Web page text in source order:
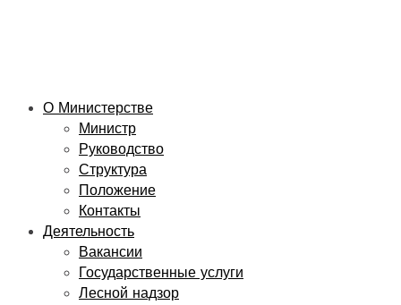
О Министерстве
Министр
Руководство
Структура
Положение
Контакты
Деятельность
Вакансии
Государственные услуги
Лесной надзор